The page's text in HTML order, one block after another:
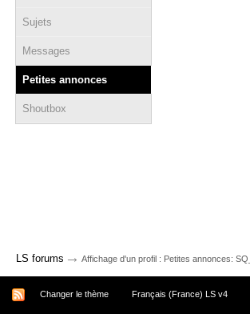
Sujets
Messages
Petites annonces
Shoutbox
LS forums → Affichage d'un profil : Petites annonces:
Changer le thème Français (France) LS v4